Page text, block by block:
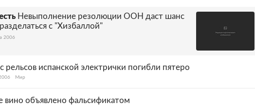
Невыполнение резолюции ООН даст шанс
с "Хизбаллой"
2006
рельсов испанской электрички погибли пятеро
Мир
вино объявлено фальсификатом